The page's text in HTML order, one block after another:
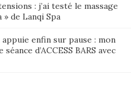
: j’ai testé le massage
» de Lanqi Spa
enfin sur pause : mon
d’ACCESS BARS avec